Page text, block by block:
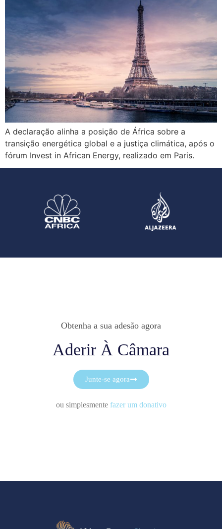
A declaração alinha a posição de África sobre a
transição energética global e a justiça climática, após o
fórum Invest in African Energy, realizado em Paris.
Obtenha a sua adesão agora
Aderir À Câmara
Junte-se agora
ou simplesmente fazer um donativo